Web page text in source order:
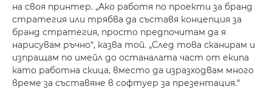
на своя принтер. „Ако работя по проекти за бранд
стратегия или трябва да съставя концепция за
бранд стратегия, просто предпочитам да я
нарисувам ръчно“, казва той. „След това сканирам и
изпращам по имейл до останалата част от екипа
като работна скица, вместо да изразходвам много
време за съставяне в софтуер за презентация.“